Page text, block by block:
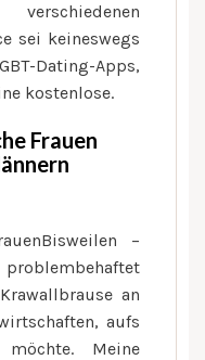
sei keineswegs
Dating-Apps,
kostenlose.
Frauen
Bisweilen –
an
aufs
Meine